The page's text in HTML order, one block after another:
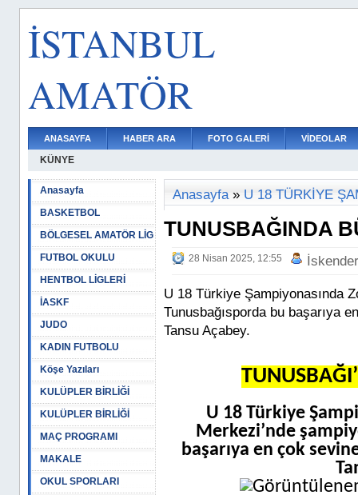
İSTANBUL
AMATÖR
ANASAYFA HABER ARA FOTO GALERİ VİDEOLAR
KÜNYE
Anasayfa
BASKETBOL
BÖLGESEL AMATÖR LİG
FUTBOL OKULU
HENTBOL LİGLERİ
İASKF
JUDO
KADIN FUTBOLU
Köşe Yazıları
KULÜPLER BİRLİĞİ
KULÜPLER BİRLİĞİ
MAÇ PROGRAMI
MAKALE
OKUL SPORLARI
Anasayfa» U 18 TÜRKİYE
TUNUSBAĞINDA
28 Nisan 2025, 12:55
U 18 Türkiye Şampiyonasında
Tunusbağısporda bu başarıya
Tansu Açabey.
U 18 Türkiye
Merkezi’nde
başarıya en çok